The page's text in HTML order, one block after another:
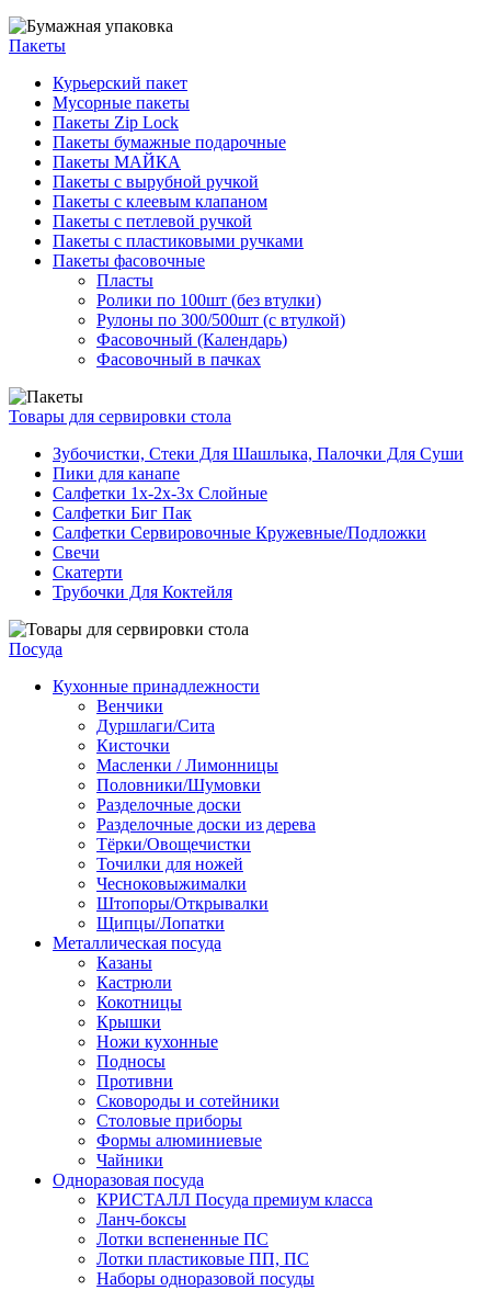
Пакеты
Курьерский пакет
Мусорные пакеты
Пакеты Zip Lock
Пакеты бумажные подарочные
Пакеты МАЙКА
Пакеты с вырубной ручкой
Пакеты с клеевым клапаном
Пакеты с петлевой ручкой
Пакеты с пластиковыми ручками
Пакеты фасовочные
Пласты
Ролики по 100шт (без втулки)
Рулоны по 300/500шт (с втулкой)
Фасовочный (Календарь)
Фасовочный в пачках
Товары для сервировки стола
Зубочистки, Стеки Для Шашлыка, Палочки Для Суши
Пики для канапе
Салфетки 1х-2х-3х Слойные
Салфетки Биг Пак
Салфетки Сервировочные Кружевные/Подложки
Свечи
Скатерти
Трубочки Для Коктейля
Посуда
Кухонные принадлежности
Венчики
Дуршлаги/Сита
Кисточки
Масленки / Лимонницы
Половники/Шумовки
Разделочные доски
Разделочные доски из дерева
Тёрки/Овощечистки
Точилки для ножей
Чесноковыжималки
Штопоры/Открывалки
Щипцы/Лопатки
Металлическая посуда
Казаны
Кастрюли
Кокотницы
Крышки
Ножи кухонные
Подносы
Противни
Сковороды и сотейники
Столовые приборы
Формы алюминиевые
Чайники
Одноразовая посуда
КРИСТАЛЛ Посуда премиум класса
Ланч-боксы
Лотки вспененные ПС
Лотки пластиковые ПП, ПС
Наборы одноразовой посуды